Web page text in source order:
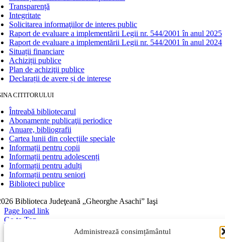
Administrează consimțământul
Transparență
Integritate
Solicitarea informaţiilor de interes public
Raport de evaluare a implementării Legii nr. 544/2001 în anul 2025
Raport de evaluare a implementării Legii nr. 544/2001 în anul 2024
Situații financiare
Achiziții publice
Plan de achiziţii publice
Declarații de avere și de interese
CITITORULUI
Întreabă bibliotecarul
Abonamente publicaţii periodice
Anuare, bibliografii
Cartea lunii din colecțiile speciale
Informații pentru copii
Informații pentru adolescenți
Informații pentru adulți
Informații pentru seniori
Biblioteci publice
Biblioteca Judeţeană „Gheorghe Asachi” Iaşi
Page load link
Go to Top